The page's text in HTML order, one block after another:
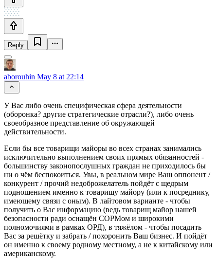
Reply
aborouhin May 8 at 22:14
У Вас либо очень специфическая сфера деятельности
(оборонка? другие стратегические отрасли?), либо очень
своеобразное представление об окружающей
действительности.
Если бы все товарищи майоры во всех странах занимались
исключительно выполнением своих прямых обязанностей -
большинству законопослушных граждан не приходилось бы
ни о чём беспокоиться. Увы, в реальном мире Ваш оппонент /
конкурент / прочий недоброжелатель пойдёт с щедрым
подношением именно к товарищу майору (или к посреднику,
имеющему связи с оным). В лайтовом варианте - чтобы
получить о Вас информацию (ведь товарищ майор нашей
безопасности ради оснащён СОРМом и широкими
полномочиями в рамках ОРД), в тяжёлом - чтобы посадить
Вас за решётку и забрать / похоронить Ваш бизнес. И пойдёт
он именно к своему родному местному, а не к китайскому или
американскому.